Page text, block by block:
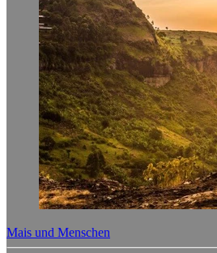
Mais und Menschen